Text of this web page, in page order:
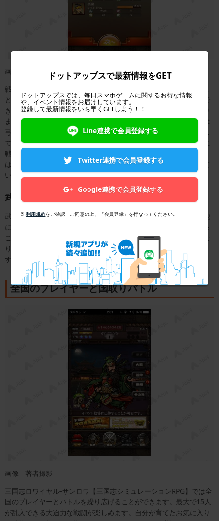
画像：著者撮影
戦闘で有利に進めるポイントは、武将それぞれのレベルを上げるこ
とがまず先手です。レベルは戦闘に勝利することで上げることがで
きます。それから武将には「槍」や「弓」などの戦闘タイプがあり
ます。武将のタイプによって有利・不利があります。槍タイプには
弓タイプが有利なので、武将を選択するときは戦闘タイプで判断し
て選んでみましょう。武将の戦闘タイプは、武将のアイコンの下に
戦闘タイプの表記があるのでここを見て判断しましょう。戦闘時
は、配置されている列ごとに戦闘をするので、その列に配置されて
いる武将に有利な武将を選択することが大切です。
武将の訓練
武将の訓練では武将のレベルを効率よく上げることができます。他
にも真価解放をしたり武将覚醒をしてさらなる強みへと強化させる
ことができます。真価解放や武将覚醒にはそれぞれ素材が必要にな
ります。戦いに勝利して素材を集めて覚醒させるのも一つの手で
す。
全国のプレイヤーと国取りバトル
画像：著者撮影
三国志ロワイヤル-サンロワ【三国志シミュレーションRPG】では全
国のプレイヤーとバトルを繰り広げることができます。最大で15人
が乱入できる大迫力な戦闘が楽しめます。自分が育てたお気に入り
ドットアップスで最新情報をGET
ドットアップスでは、毎日スマホゲームに関するお得な情報
や、イベント情報をお届けしています。
登録して最新情報をいち早くGETしよう！！
Line連携で会員登録する
Twitter連携で会員登録する
Google連携で会員登録する
※利用規約をご確認、ご同意の上、「会員登録」を行なってください。